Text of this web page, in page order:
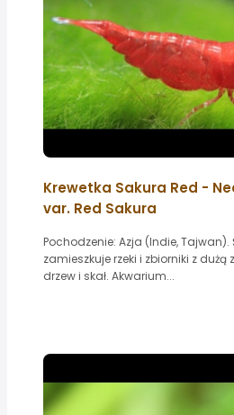
Krewetka Sakura Red -
var. Red Sakura
Pochodzenie: Azja (Indie,
zamieszkuje rzeki i zbiorniki z dużą
drzew i skał. Akwarium...